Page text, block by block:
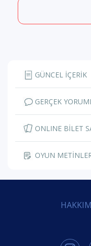
GÜNCEL İÇERİK
GERÇEK
ONLINE BİLET
OYUN